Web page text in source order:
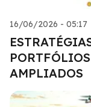
16/06/2026 - 05:17
AMPLIADOS